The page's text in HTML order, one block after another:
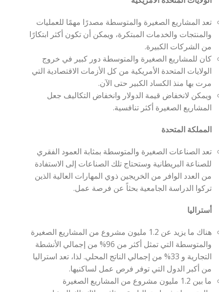
تعد المشاريع الصغيرة والمتوسطة مصدرًا مهمًا للعمليات
والمنتجات والخدمات المبتكرة، ويمكن أن تكون أكثر ابتكارًا
من الشركات الكبيرة.
كان للمشاريع الصغيرة والمتوسطة دور كبير في خروج
الولايات المتحدة الأمريكية من كل الأزمات الاقتصادية التي
مرت بها منذ الكساد الكبير حتى الآن.
ويمكن لانخفاض قيمة الدولار وانخفاض التكاليف جعل
المشاريع الصغيرة أكثر تنافسية.
المملكة المتحدة
تعد الصناعات الصغيرة والمتوسطة بمثابة العمود الفقري
للصناعة البريطانية وستحتاج تلك الصناعات إلى الاستفادة
من العدد الوافر من الخريجين ذوي المهارات العالية الذين
تركوا الدراسة الجامعية بحثاً عن فرصة عمل.
أستراليا
هناك ما يزيد عن 1.2 مليون مشروع من المشاريع الصغيرة
والمتوسطة التي تمثل أكثر من 96% من إجمالي الأنشطة
التجارية و 33% من إجمالي الناتج المحلي. لذا، تعد استراليا
من أكبر الدول التي توفر فرص عمل لساكنيها.
ما بين 1.2 مليون مشروع من المشاريع الصغيرة